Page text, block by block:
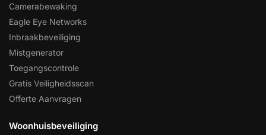
Camerabewaking
Eagle Eye Networks
Inbraakbeveiliging
Mistgenerator
Toegangscontrole
Gratis Veiligheidsscan
Offerte Aanvragen
Woonhuisbeveiliging